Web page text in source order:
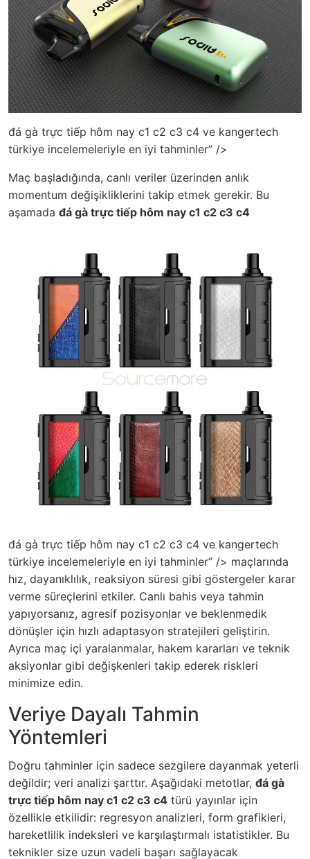
đá gà trực tiếp hôm nay c1 c2 c3 c4 ve kangertech
türkiye incelemeleriyle en iyi tahminler” />
Maç başladığında, canlı veriler üzerinden anlık
momentum değişikliklerini takip etmek gerekir. Bu
aşamada đá gà trực tiếp hôm nay c1 c2 c3 c4
đá gà trực tiếp hôm nay c1 c2 c3 c4 ve kangertech
türkiye incelemeleriyle en iyi tahminler” /> maçlarında
hız, dayanıklılık, reaksiyon süresi gibi göstergeler karar
verme süreçlerini etkiler. Canlı bahis veya tahmin
yapıyorsanız, agresif pozisyonlar ve beklenmedik
dönüşler için hızlı adaptasyon stratejileri geliştirin.
Ayrıca maç içi yaralanmalar, hakem kararları ve teknik
aksiyonlar gibi değişkenleri takip ederek riskleri
minimize edin.
Veriye Dayalı Tahmin
Yöntemleri
Doğru tahminler için sadece sezgilere dayanmak yeterli
değildir; veri analizi şarttır. Aşağıdaki metotlar, đá gà
trực tiếp hôm nay c1 c2 c3 c4 türü yayınlar için
özellikle etkilidir: regresyon analizleri, form grafikleri,
hareketlilik indeksleri ve karşılaştırmalı istatistikler. Bu
teknikler size uzun vadeli başarı sağlayacak